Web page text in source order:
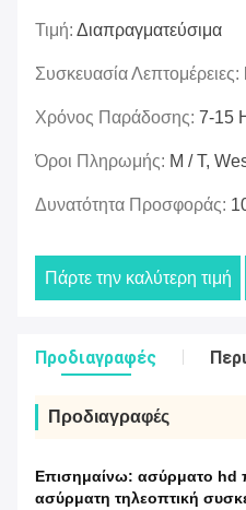
Τιμή: Διαπραγματεύσιμα
Συσκευασία Λεπτομέρειες:
Χρόνος Παράδοσης: 7-15
Όροι Πληρωμής: Μ / Τ,
Δυνατότητα Προσφοράς:
Πάρτε την καλύτερη τιμή
Προδιαγραφές
Προδιαγραφές
Επισημαίνω: ασύρματο hd
ασύρματη τηλεοπτική